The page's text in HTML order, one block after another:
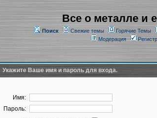
Все о металле и
Поиск Свежие темы Горячие Темы
Модерация
Укажите Ваше имя и пароль для входа.
Имя:
Пароль: